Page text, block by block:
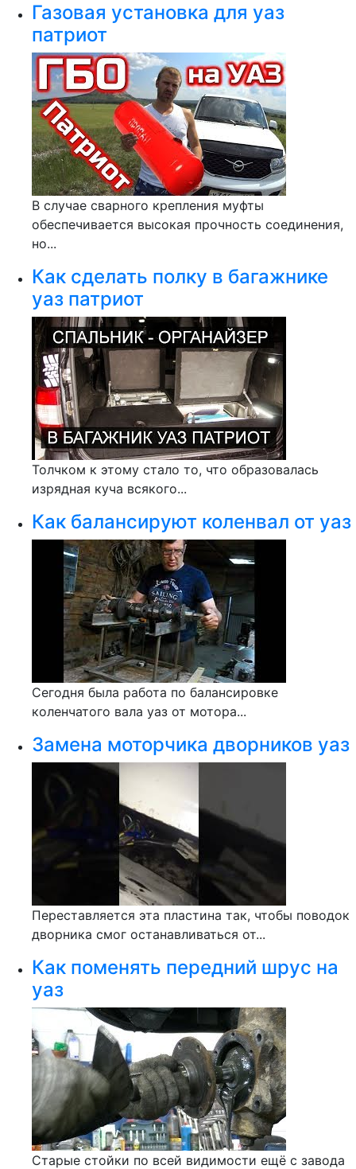
Газовая установка для уаз
патриот
В случае сварного крепления муфты
обеспечивается высокая прочность соединения,
но...
Как сделать полку в багажнике
уаз патриот
Толчком к этому стало то, что образовалась
изрядная куча всякого...
Как балансируют коленвал от уаз
Сегодня была работа по балансировке
коленчатого вала уаз от мотора...
Замена моторчика дворников уаз
Переставляется эта пластина так, чтобы поводок
дворника смог останавливаться от...
Как поменять передний шрус на
уаз
Старые стойки по всей видимости ещё с завода